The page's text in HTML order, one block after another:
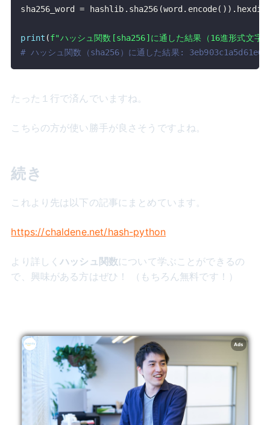
sha256_word = hashlib . sha256 (word . encode( ) ) .
print (f"ハッシュ関数[sha256]に通した結果（16進形式文字
# ハッシュ関数（sha256）に通した結果:
たった１行で済んでいますね。
こちらの方が使い勝手が良さそうですよね。
続き
これより先は以下の記事にまとめています。
https://chaldene.net/hash-python
より詳しくハッシュ関数について学ぶことができるの
で、興味がある方はぜひ！ （もちろん無料です！）
Ads